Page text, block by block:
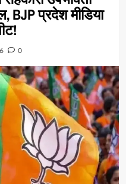
BJP प्रदेश मीडिया
0